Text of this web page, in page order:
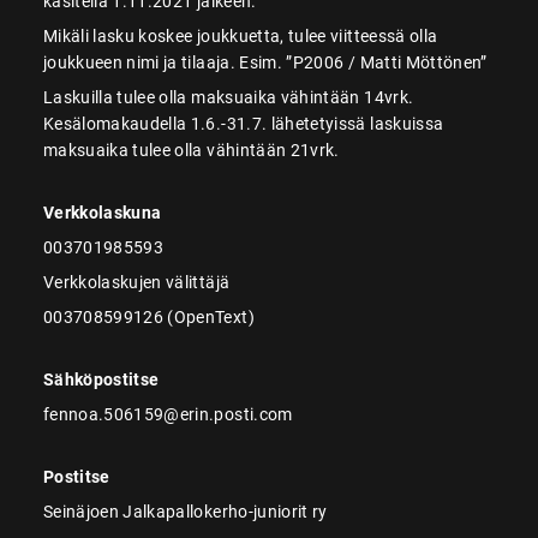
Mikäli lasku koskee joukkuetta, tulee viitteessä olla
joukkueen nimi ja tilaaja. Esim. ”P2006 / Matti Möttönen”
Laskuilla tulee olla maksuaika vähintään 14vrk.
Kesälomakaudella 1.6.-31.7. lähetetyissä laskuissa
maksuaika tulee olla vähintään 21vrk.
Verkkolaskuna
003701985593
Verkkolaskujen välittäjä
003708599126 (OpenText)
Sähköpostitse
fennoa.506159@erin.posti.com
Postitse
Seinäjoen Jalkapallokerho-juniorit ry